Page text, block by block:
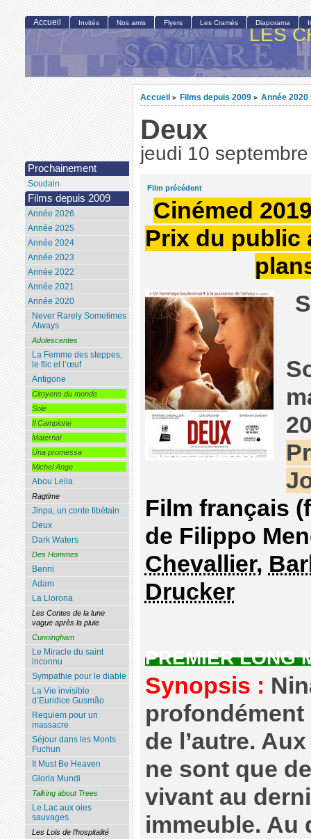
LES
Accueil > Films depuis 2009 > Année 2020
Deux
jeudi 10
Film précédent
Cinémed
Prix du public
Film français
de Filippo
Chevallier,
Drucker
PREMIER LONG
Synopsis :
profondément
de l’autre.
ne sont que
vivant au
immeuble. Au
Accueil Invités Nos amis Flyers Les Cramés Diaporama
Prochainement
Soudain
Films depuis 2009
Année 2026
Année 2025
Année 2024
Année 2023
Année 2022
Année 2021
Année 2020
Never Rarely Sometimes
Always
Adolescentes
La Femme des steppes,
le flic et l’œuf
Antigone
Citoyens du monde
Sole
Il Campione
Maternal
Una promessa
Michel Ange
Abou Leila
Ragtime
Jinpa, un conte tibétain
Deux
Dark Waters
Des Hommes
Benni
Adam
La Llorona
Les Contes de la lune
vague après la pluie
Cunningham
Le Miracle du saint
inconnu
Sympathie pour le diable
La Vie invisible
d’Euridice Gusmão
Requiem pour un
massacre
Séjour dans les Monts
Fuchun
It Must Be Heaven
Gloria Mundi
Talking about Trees
Le Lac aux oies
sauvages
Les Lois de l’hospitalité